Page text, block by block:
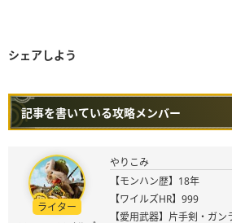
シェアしよう
記事を書いている攻略メンバー
ライター
やりこみ
【モンハン歴】18年
【ワイルズHR】999
【愛用武器】片手剣・ガン